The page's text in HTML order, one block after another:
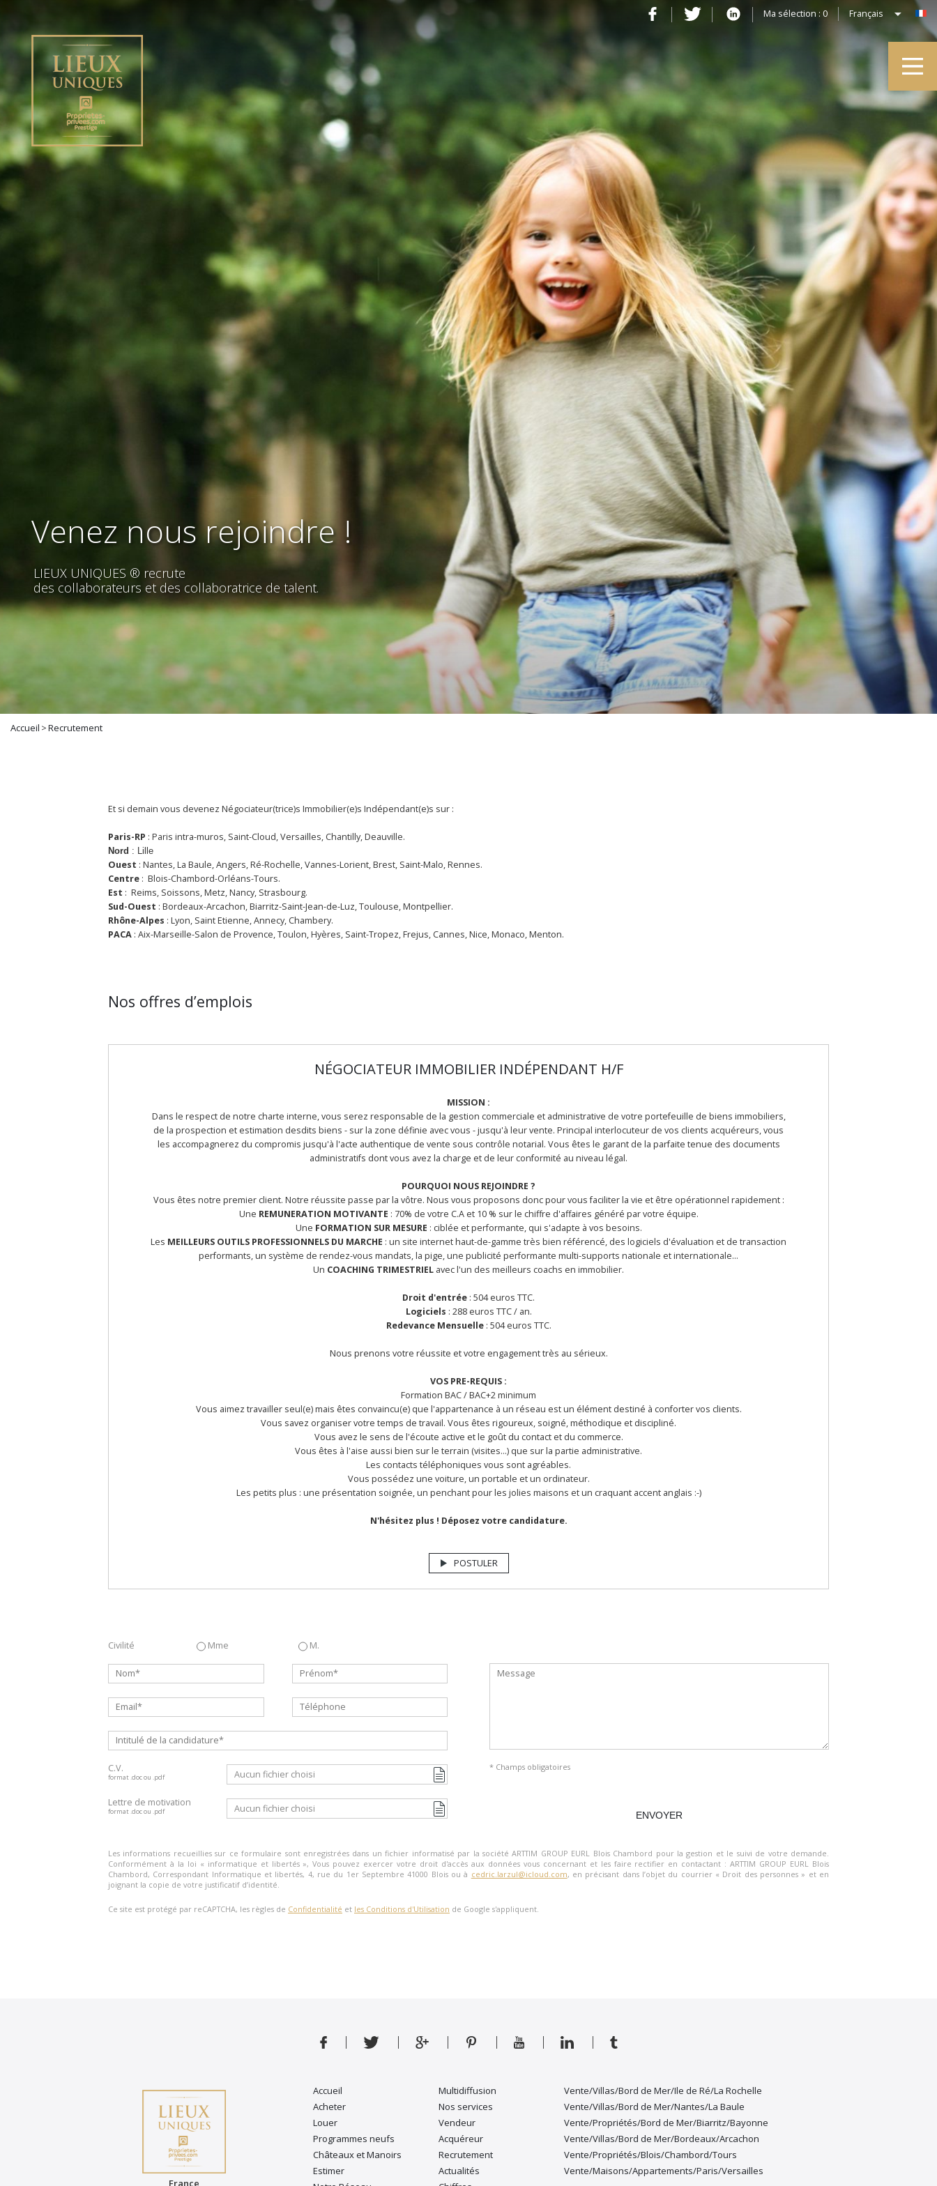
Français
Ma sélection : 0
Venez nous rejoindre !
LIEUX UNIQUES ® recrute
des collaborateurs et des collaboratrice de talent.
Accueil >Recrutement
Et si demain vous devenez Négociateur(trice)s Immobilier(e)s Indépendant(e)s sur :
Paris-RP : Paris intra-muros, Saint-Cloud, Versailles, Chantilly, Deauville.
Nord : Lille
Ouest : Nantes, La Baule, Angers, Ré-Rochelle, Vannes-Lorient, Brest, Saint-Malo, Rennes.
Centre : Blois-Chambord-Orléans-Tours.
Est : Reims, Soissons, Metz, Nancy, Strasbourg.
Sud-Ouest : Bordeaux-Arcachon, Biarritz-Saint-Jean-de-Luz, Toulouse, Montpellier.
Rhône-Alpes : Lyon, Saint Etienne, Annecy, Chambery.
PACA : Aix-Marseille-Salon de Provence, Toulon, Hyères, Saint-Tropez, Frejus, Cannes, Nice, Monaco, Menton.
Nos offres d’emplois
NÉGOCIATEUR IMMOBILIER INDÉPENDANT H/F
MISSION :
Dans le respect de notre charte interne, vous serez responsable de la gestion commerciale et administrative de votre portefeuille de biens immobiliers,
de la prospection et estimation desdits biens - sur la zone définie avec vous - jusqu'à leur vente. Principal interlocuteur de vos clients acquéreurs, vous
les accompagnerez du compromis jusqu'à l'acte authentique de vente sous contrôle notarial. Vous êtes le garant de la parfaite tenue des documents
administratifs dont vous avez la charge et de leur conformité au niveau légal.
POURQUOI NOUS REJOINDRE ?
Vous êtes notre premier client. Notre réussite passe par la vôtre. Nous vous proposons donc pour vous faciliter la vie et être opérationnel rapidement :
Une REMUNERATION MOTIVANTE : 70% de votre C.A et 10 % sur le chiffre d'affaires généré par votre équipe.
Une FORMATION SUR MESURE : ciblée et performante, qui s'adapte à vos besoins.
Les MEILLEURS OUTILS PROFESSIONNELS DU MARCHE : un site internet haut-de-gamme très bien référencé, des logiciels d'évaluation et de transaction
performants, un système de rendez-vous mandats, la pige, une publicité performante multi-supports nationale et internationale...
Un COACHING TRIMESTRIEL avec l'un des meilleurs coachs en immobilier.
Droit d'entrée : 504 euros TTC.
Logiciels : 288 euros TTC / an.
Redevance Mensuelle: 504 euros TTC.
Nous prenons votre réussite et votre engagement très au sérieux.
VOS PRE-REQUIS :
Formation BAC / BAC+2 minimum
Vous aimez travailler seul(e) mais êtes convaincu(e) que l'appartenance à un réseau est un élément destiné à conforter vos clients.
Vous savez organiser votre temps de travail. Vous êtes rigoureux, soigné, méthodique et discipliné.
Vous avez le sens de l'écoute active et le goût du contact et du commerce.
Vous êtes à l'aise aussi bien sur le terrain (visites...) que sur la partie administrative.
Les contacts téléphoniques vous sont agréables.
Vous possédez une voiture, un portable et un ordinateur.
Les petits plus : une présentation soignée, un penchant pour les jolies maisons et un craquant accent anglais :-)
N'hésitez plus ! Déposez votre candidature.
POSTULER
Civilité Mme M.
C.V.
format .doc ou .pdf Aucun fichier choisi
Lettre de motivation
format .doc ou .pdf Aucun fichier choisi
* Champs obligatoires
Les informations recueillies sur ce formulaire sont enregistrées dans un fichier informatisé par la sociétéARTTIM GROUP EURL Blois Chambord pour la gestion et le suivi de votre demande.
Conformément à la loi « informatique et libertés », Vous pouvez exercer votre droit d'accès aux données vous concernant et les faire rectifier en contactant :ARTTIM GROUP EURL Blois
Chambord, Correspondant Informatique et libertés, 4, rue du 1er Septembre 41000 Bloisou à cedric.larzul@icloud.com, en précisant dans l’objet du courrier « Droit des personnes » et en
joignant la copie de votre justificatif d’identité.
Ce site est protégé par reCAPTCHA, les règles de Confidentialité et les Conditions d'Utilisation de Google s'appliquent.
France
Accueil
Acheter
Louer
Programmes neufs
Châteaux et Manoirs
Estimer
Multidiffusion
Nos services
Vendeur
Acquéreur
Recrutement
Actualités
Vente/Villas/Bord de Mer/Ile de Ré/La Rochelle
Vente/Villas/Bord de Mer/Nantes/La Baule
Vente/Propriétés/Bord de Mer/Biarritz/Bayonne
Vente/Villas/Bord de Mer/Bordeaux/Arcachon
Vente/Propriétés/Blois/Chambord/Tours
Vente/Maisons/Appartements/Paris/Versailles